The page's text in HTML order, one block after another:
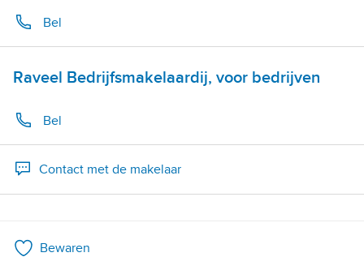
Bel
Raveel Bedrijfsmakelaardij, voor bedrijven
Bel
Contact met de makelaar
Bewaren